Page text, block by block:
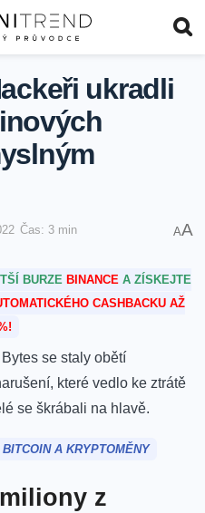
ukradli
Čas: 3 min AA
BURZE BINANCE A ZÍSKEJTE
CASHBACKU AŽ
se staly obětí
které vedlo ke ztrátě
se škrábali na hlavě.
A KRYPTOMĚNY
z